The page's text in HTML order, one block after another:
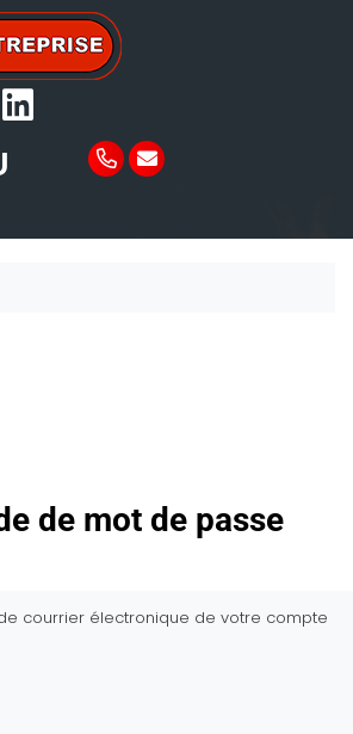
de mot de passe
courrier électronique de votre compte